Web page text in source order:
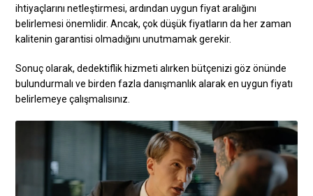
ihtiyaçlarını netleştirmesi, ardından uygun fiyat aralığını
belirlemesi önemlidir. Ancak, çok düşük fiyatların da her zaman
kalitenin garantisi olmadığını unutmamak gerekir.
Sonuç olarak, dedektiflik hizmeti alırken bütçenizi göz önünde
bulundurmalı ve birden fazla danışmanlık alarak en uygun fiyatı
belirlemeye çalışmalısınız.